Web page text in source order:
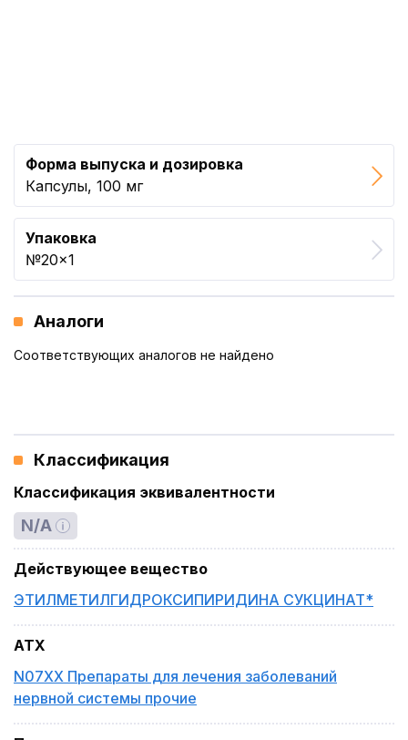
Форма выпуска и дозировка
Капсулы, 100 мг
Упаковка
№20x1
Аналоги
Соответствующих аналогов не найдено
Классификация
Классификация эквивалентности
N/A
Действующее вещество
ЭТИЛМЕТИЛГИДРОКСИПИРИДИНА СУКЦИНАТ*
ATX
N07XX Препараты для лечения заболеваний
нервной системы прочие